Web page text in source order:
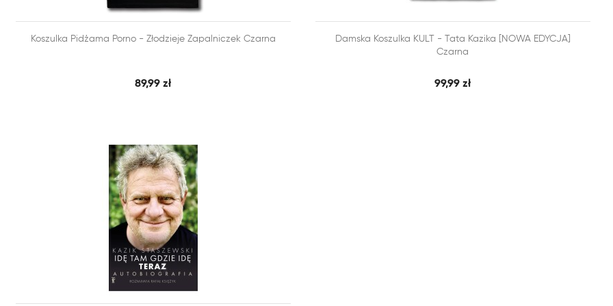
DODAJ DO KOSZYKA SZYBKI PODGLĄD
Koszulka Pidżama Porno - Złodzieje Zapalniczek Czarna
89,99 zł
DODAJ DO KOSZYKA  SZYBKI PODGLĄD
Damska Koszulka KULT - Tata Kazika [NOWA EDYCJA]
Czarna
99,99 zł